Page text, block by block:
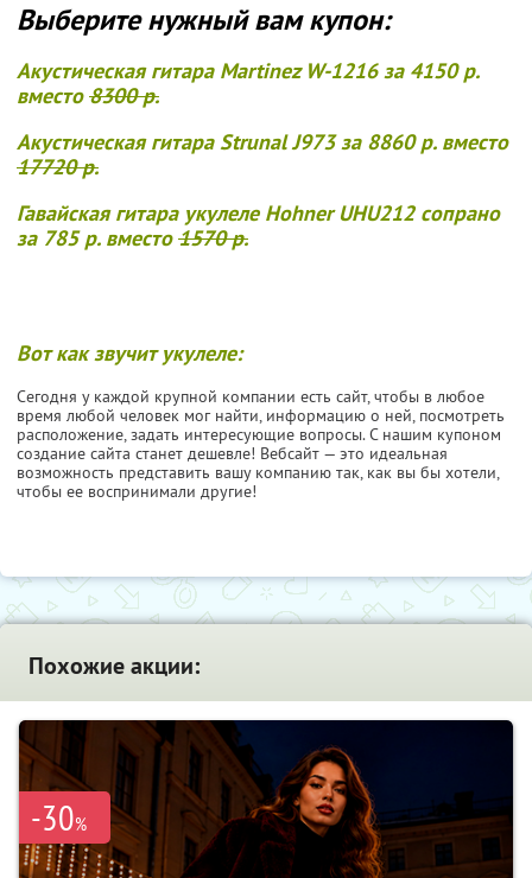
Выберите нужный вам купон:
Акустическая гитара Martinez W-1216 за 4150 р.
вместо8300 р.
Акустическая гитара Strunal J973 за 8860 р. вместо
17720 р.
Гавайская гитара укулеле Hohner UHU212 сопрано
за 785 р. вместо1570 р.
Вот как звучит укулеле:
Сегодня у каждой крупной компании есть сайт, чтобы в любое
время любой человек мог найти, информацию о ней, посмотреть
расположение, задать интересующие вопросы. С нашим купоном
создание сайта станет дешевле! Вебсайт — это идеальная
возможность представить вашу компанию так, как вы бы хотели,
чтобы ее воспринимали другие!
Похожие акции:
-30%